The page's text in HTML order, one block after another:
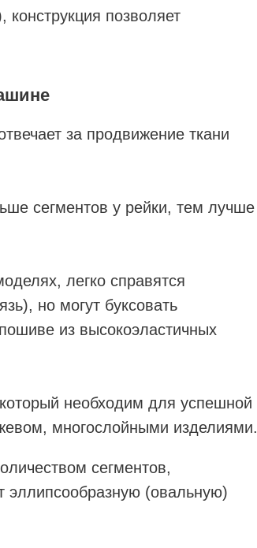
конструкция позволяет
за продвижение ткани
сегментов у рейки, тем лучше
легко справятся
но могут буксовать
из высокоэластичных
необходим для успешной
многослойными изделиями.
сегментов,
эллипсообразную (овальную)